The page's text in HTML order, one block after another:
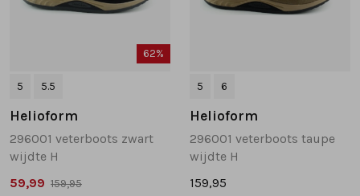
62%
5 5.5
Helioform
296001 veterboots zwart
wijdte H
59,99 159,95
5 6
Helioform
296001 veterboots taupe
wijdte H
159,95